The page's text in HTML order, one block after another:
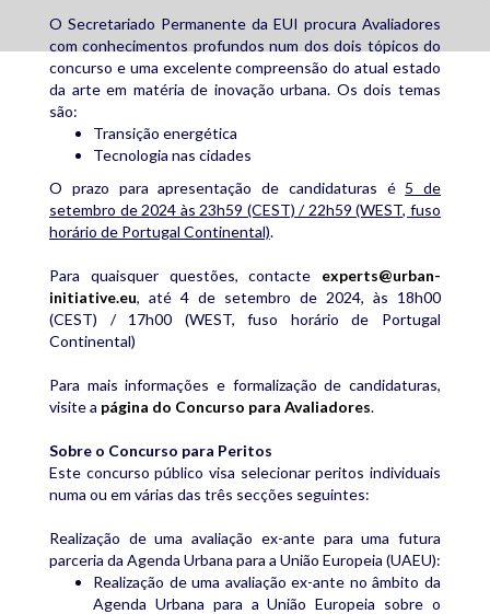
O Secretariado Permanente da EUI procura Avaliadores
com conhecimentos profundos num dos dois tópicos do
concurso e uma excelente compreensão do atual estado
da arte em matéria de inovação urbana. Os dois temas
são:
Transição energética
Tecnologia nas cidades
O prazo para apresentação de candidaturas é 5 de
setembro de 2024 às 23h59 (CEST) / 22h59 (WEST, fuso
horário de Portugal Continental).
Para quaisquer questões, contacte experts@urban-
initiative.eu, até 4 de setembro de 2024, às 18h00
(CEST) / 17h00 (WEST, fuso horário de Portugal
Continental)
Para mais informações e formalização de candidaturas,
visite a página do Concurso para Avaliadores.
Sobre o Concurso para Peritos
Este concurso público visa selecionar peritos individuais
numa ou em várias das três secções seguintes:
Realização de uma avaliação ex-ante para uma futura
parceria da Agenda Urbana para a União Europeia (UAEU):
Realização de uma avaliação ex-ante no âmbito da
Agenda Urbana para a União Europeia sobre o